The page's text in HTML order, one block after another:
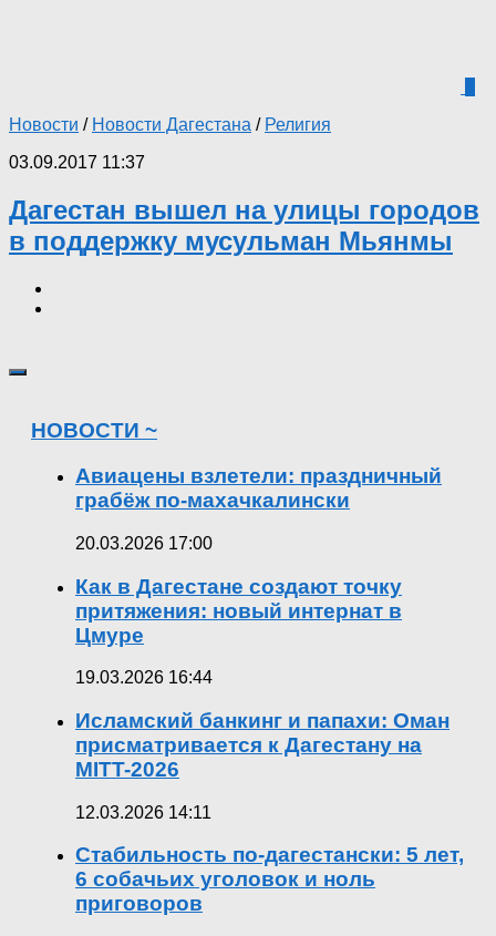
Новости / Новости Дагестана / Религия
03.09.2017 11:37
Дагестан вышел на улицы городов
в поддержку мусульман Мьянмы
НОВОСТИ ~
Авиацены взлетели: праздничный
грабёж по-махачкалински
20.03.2026 17:00
Как в Дагестане создают точку
притяжения: новый интернат в
Цмуре
19.03.2026 16:44
Исламский банкинг и папахи: Оман
присматривается к Дагестану на
MITT-2026
12.03.2026 14:11
Стабильность по-дагестански: 5 лет,
6 собачьих уголовок и ноль
приговоров